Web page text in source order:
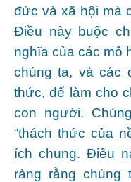
đức và xã hội mà
Điều này buộc
nghĩa của các mô
chúng ta, và các
thức, để làm cho
con người.
“thách thức của
ích chung. Điều
ràng rằng chúng